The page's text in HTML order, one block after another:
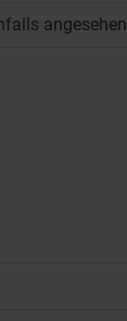
angesehen